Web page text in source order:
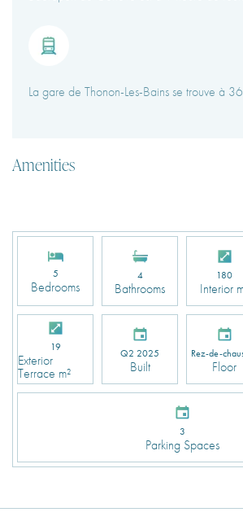
La gare de Thonon-Les-Bains se trouve à
Amenities
5
Bedrooms
4
Bathrooms
180
Interior
19
Exterior
Terrace m²
Q2 2025
Built
Rez-de-
Floor
3
Parking Spaces